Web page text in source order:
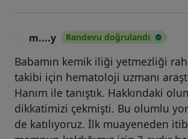
m....y Randevu doğrulandı
Babamın kemik iliği yetmezliği
takibi için hematoloji uzmanı
Hanım ile tanıştık. Hakkındaki
dikkatimizi çekmişti. Bu olumlu
de katılıyoruz. İlk muayeneden